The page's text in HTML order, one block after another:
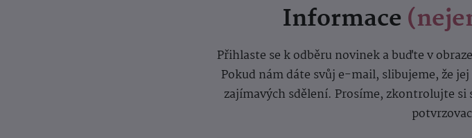
Informace
Přihlaste se k odběru novinek a buďte v
Pokud nám dáte svůj e-mail, slibujeme, že
zajímavých sdělení. Prosíme, zkontrolujte si